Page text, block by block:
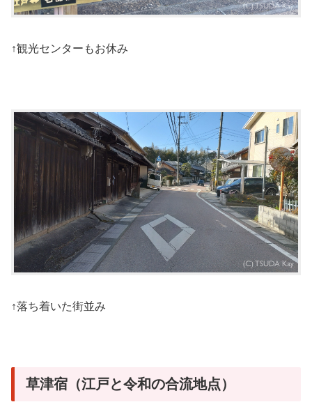
↑観光センターもお休み
↑落ち着いた街並み
草津宿（江戸と令和の合流地点）